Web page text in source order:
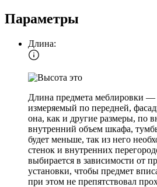
Параметры
Длина:
Длина предмета меблировки —
измеряемый по передней,
она, как и другие размеры, по
внутренний объем шкафа,
будет меньше, так из него
стенок и внутренних
выбирается в зависимости от
установки, чтобы предмет
при этом не препятствовал